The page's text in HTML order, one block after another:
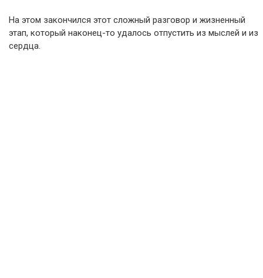
На этом закончился этот сложный разговор и жизненный
этап, который наконец-то удалось отпустить из мыслей и из
сердца.